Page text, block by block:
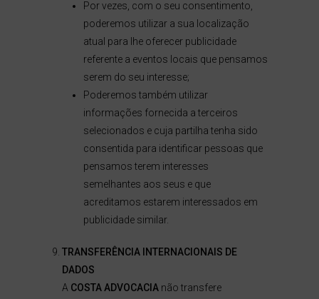
Por vezes, com o seu consentimento,
poderemos utilizar a sua localização
atual para lhe oferecer publicidade
referente a eventos locais que pensamos
serem do seu interesse;
Poderemos também utilizar
informações fornecida a terceiros
selecionados e cuja partilha tenha sido
consentida para identificar pessoas que
pensamos terem interesses
semelhantes aos seus e que
acreditamos estarem interessados em
publicidade similar.
TRANSFERÊNCIA INTERNACIONAIS DE
DADOS
A COSTA ADVOCACIAnão transfere